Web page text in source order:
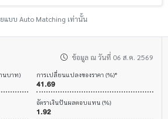
แบบ Auto Matching เท่านั้น
ข้อมูล ณ วันที่ 06 ส.ค. 2569
นบาท) การเปลี่ยนแปลงของราคา (%)*
41.69
อัตราเงินปันผลตอบแทน (%)
1.92